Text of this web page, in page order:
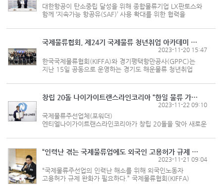
대한항공이 탄소중립 달성을 위해 종합물류기업 LX판토스와
함께 ‘지속가능 항공유(SAF)’ 사용 확대를 위한 협력을
본사에서 LX판토스와 ‘SAF 프로그램 협력을 위한 업무협약
(MOU)’을 체결했...
국제물류협회, 제24기 국제물류 청년취업 아카데미 입교식 거행
2023-11-20 15:47
한국국제물류협회(KIFFA)와 경기평택항만공사(GPPC)는
지난 15일 공동으로 운영하는 경기도 해운물류 청년취업
경기도 거주 청년 또는 경기도 소재 대학 졸업자 및
졸업예정자를 대상으로 국제물류...
창립 20돌 나이가이트랜스라인코리아 “한일 물류 가교역할 앞장”
2023-11-22 09:10
국제물류주선업체(포워더)
엔티엘나이가이트랜스라인코리아가 창립 20돌을 맞아 새로운
서울 소공동 롯데호텔에서 창립 20주년 기념행사를 열었다.
행사에서 황창세 엔티엘나이가이트랜스라인코리아...
“인력난 겪는 국제물류업에도 외국인 고용허가 규제 개선해야”
2023-11-21 09:04
“국제물류주선업의 인력난 해소를 위해 외국인노동자
고용허가 규제 완화가 필요하다.” 국제물류협회(KIFFA)